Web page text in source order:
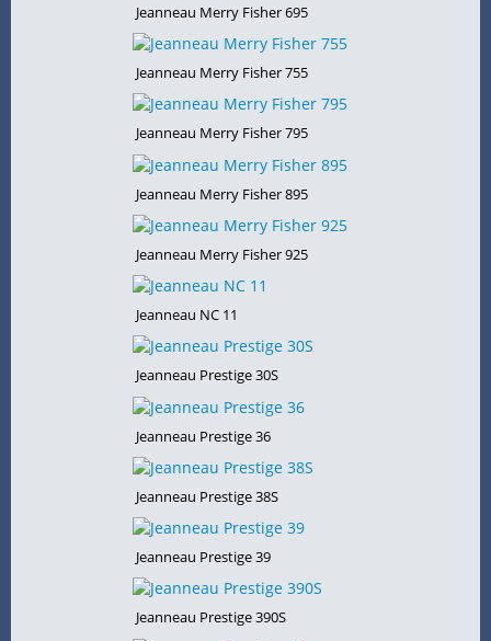
Jeanneau Merry Fisher 695
Jeanneau Merry Fisher 755
Jeanneau Merry Fisher 795
Jeanneau Merry Fisher 895
Jeanneau Merry Fisher 925
Jeanneau NC 11
Jeanneau Prestige 30S
Jeanneau Prestige 36
Jeanneau Prestige 38S
Jeanneau Prestige 39
Jeanneau Prestige 390S